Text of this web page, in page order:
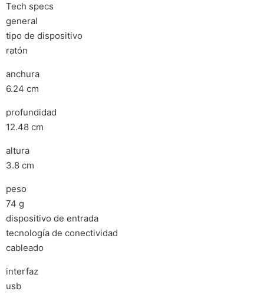
Tech specs
general
tipo de dispositivo
ratón
anchura
6.24 cm
profundidad
12.48 cm
altura
3.8 cm
peso
74 g
dispositivo de entrada
tecnología de conectividad
cableado
interfaz
usb